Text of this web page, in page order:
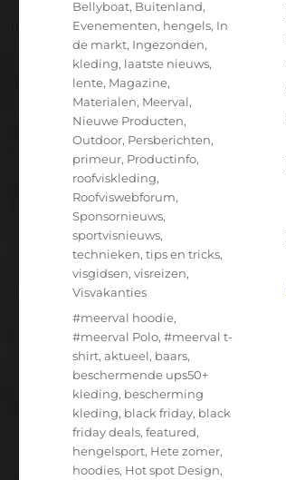
Bellyboat, Buitenland,
Evenementen, hengels, In
de markt, Ingezonden,
kleding, laatste nieuws,
lente, Magazine,
Materialen, Meerval,
Nieuwe Producten,
Outdoor, Persberichten,
primeur, Productinfo,
roofviskleding,
Roofviswebforum,
Sponsornieuws,
sportvisnieuws,
technieken,tips en tricks,
visgidsen,visreizen,
Visvakanties
Tags
#meerval hoodie,
#meerval Polo,#meerval t-
shirt,aktueel, baars,
beschermende ups50+
kleding, bescherming
kleding, black friday, black
friday deals,featured,
hengelsport, Hete zomer,
hoodies, Hot spot Design,